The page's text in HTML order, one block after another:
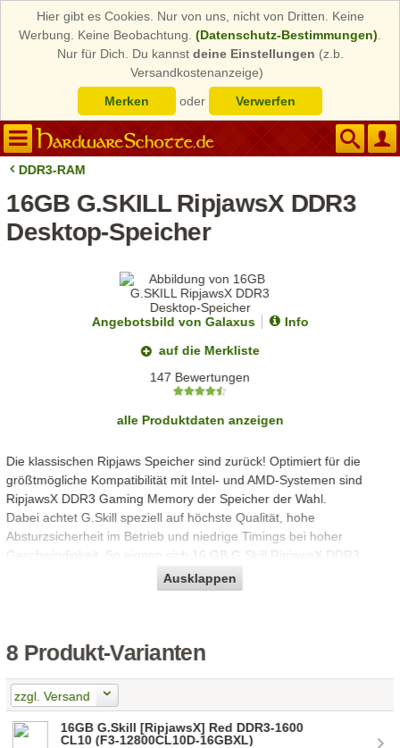
Hier gibt es Cookies. Nur von uns, nicht von Dritten. Keine
Werbung. Keine Beobachtung. (Datenschutz-Bestimmungen)
Nur für Dich. Du kannst deine Einstellungen (z.b.
Versandkostenanzeige)
Merken
oder Verwerfen
DDR3-RAM
16GB G.SKILL RipjawsX DDR3
Desktop-Speicher
Angebotsbild von Galaxus
Info
auf die Merkliste
147 Bewertungen
alle Produktdaten anzeigen
Die klassischen Ripjaws Speicher sind zurück! Optimiert für die
größtmögliche Kompatibilität mit Intel- und AMD-Systemen sind
RipjawsX DDR3 Gaming Memory der Speicher der Wahl.
Dabei achtet G.Skill speziell auf höchste Qualität, hohe
Absturzsicherheit im Betrieb und niedrige Timings bei hoher
Geschwindigkeit. So eignen sich 16 GB G.Skill RipjawsX DDR3
Desktop-Speicher bestens um Dual-Channel fähige Systeme zu
bestücken oder zu ergänzen.
für Gaming-Systeme, aber auch normale Arbeits-Computer optimal.
Ausklappen
8 Produkt-Varianten
zzgl. Versand
16GB G.Skill [RipjawsX] Red DDR3-1600
CL10 (F3-12800CL10D-16GBXL)